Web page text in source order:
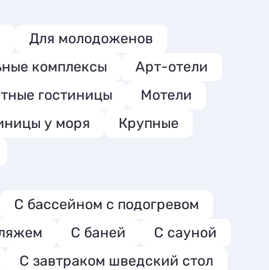
Для молодоженов
комплексы
Арт-отели
гостиницы
Мотели
у моря
Крупные
С бассейном с подогревом
С баней
С сауной
С завтраком шведский стол